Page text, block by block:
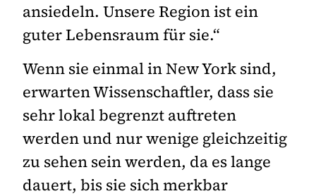
ansiedeln. Unsere Region ist ein
guter Lebensraum für sie.“
Wenn sie einmal in New York sind,
erwarten Wissenschaftler, dass sie
sehr lokal begrenzt auftreten
werden und nur wenige gleichzeitig
zu sehen sein werden, da es lange
dauert, bis sie sich merkbar